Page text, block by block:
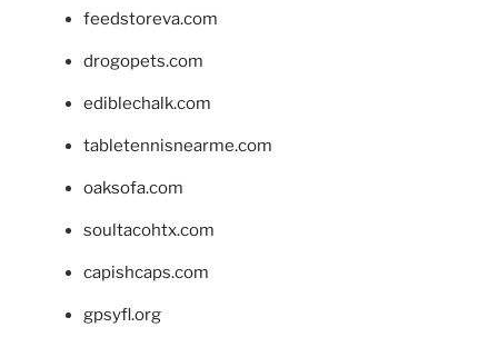
feedstoreva.com
drogopets.com
ediblechalk.com
tabletennisnearme.com
oaksofa.com
soultacohtx.com
capishcaps.com
gpsyfl.org